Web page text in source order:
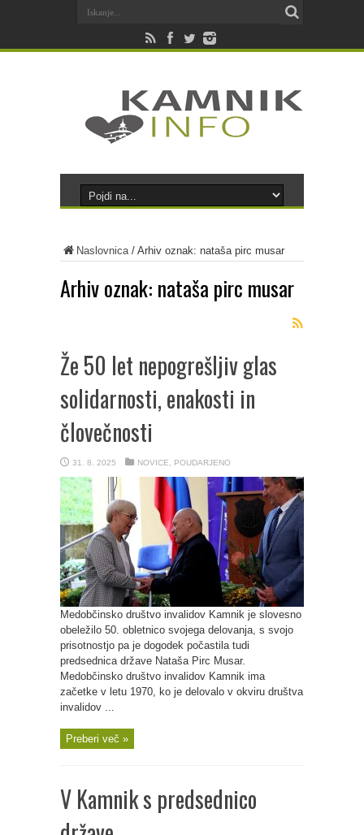
Naslovnica/ Arhiv oznak: nataša pirc musar
Arhiv oznak: nataša pirc musar
Že 50 let nepogrešljiv glas
solidarnosti, enakosti in
človečnosti
31. 8. 2025 NOVICE POUDARJENO
Medobčinsko društvo invalidov Kamnik je slovesno
obeležilo 50. obletnico svojega delovanja, s svojo
prisotnostjo pa je dogodek počastila tudi
predsednica države Nataša Pirc Musar.
Medobčinsko društvo invalidov Kamnik ima
začetke v letu 1970, ko je delovalo v okviru društva
invalidov ...
Preberi več »
V Kamnik s predsednico